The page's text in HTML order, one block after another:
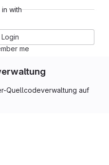
Quellcodeverwaltung auf
with
Login
me